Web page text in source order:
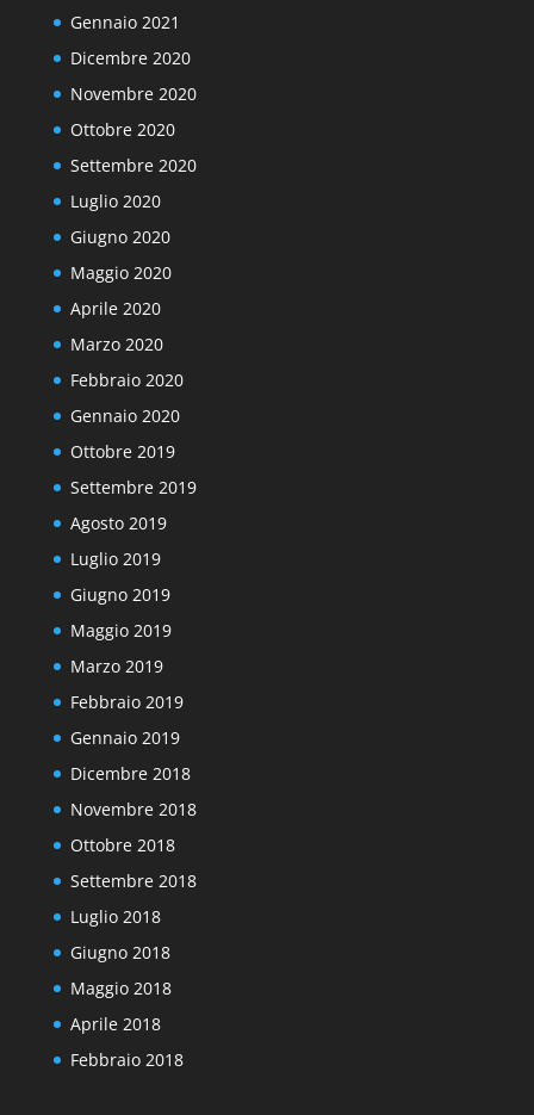
Gennaio 2021
Dicembre 2020
Novembre 2020
Ottobre 2020
Settembre 2020
Luglio 2020
Giugno 2020
Maggio 2020
Aprile 2020
Marzo 2020
Febbraio 2020
Gennaio 2020
Ottobre 2019
Settembre 2019
Agosto 2019
Luglio 2019
Giugno 2019
Maggio 2019
Marzo 2019
Febbraio 2019
Gennaio 2019
Dicembre 2018
Novembre 2018
Ottobre 2018
Settembre 2018
Luglio 2018
Giugno 2018
Maggio 2018
Aprile 2018
Febbraio 2018